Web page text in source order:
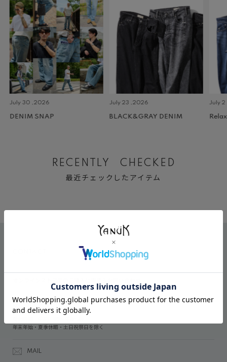
July 30 ,2026
DENIM SNAP
July 23 ,2026
BLACK&GRAY DENIM
July 2
Relax
RECENTLY CHECKED
最近チェックしたアイテム
03-6809-2611
年末年始・夏季休暇・土日祝祭日を除く
MAIL